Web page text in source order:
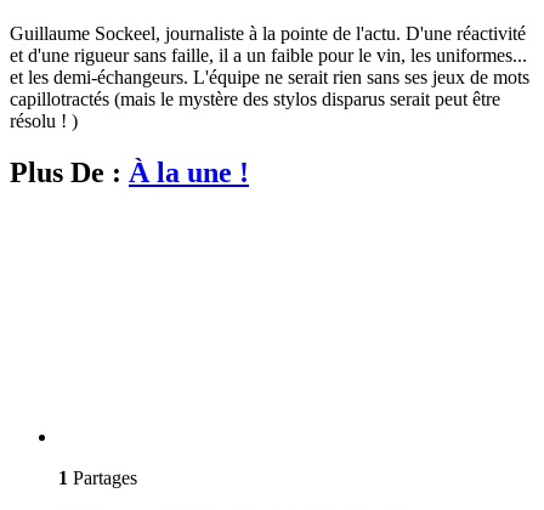
Guillaume Sockeel, journaliste à la pointe de l'actu. D'une réactivité
et d'une rigueur sans faille, il a un faible pour le vin, les uniformes...
et les demi-échangeurs. L'équipe ne serait rien sans ses jeux de mots
capillotractés (mais le mystère des stylos disparus serait peut être
résolu ! )
Plus De : À la une !
1 Partages